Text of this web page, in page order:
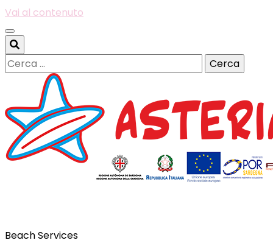
Vai al contenuto
Ricerca
per:
Beach Services